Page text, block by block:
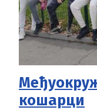
кошарци